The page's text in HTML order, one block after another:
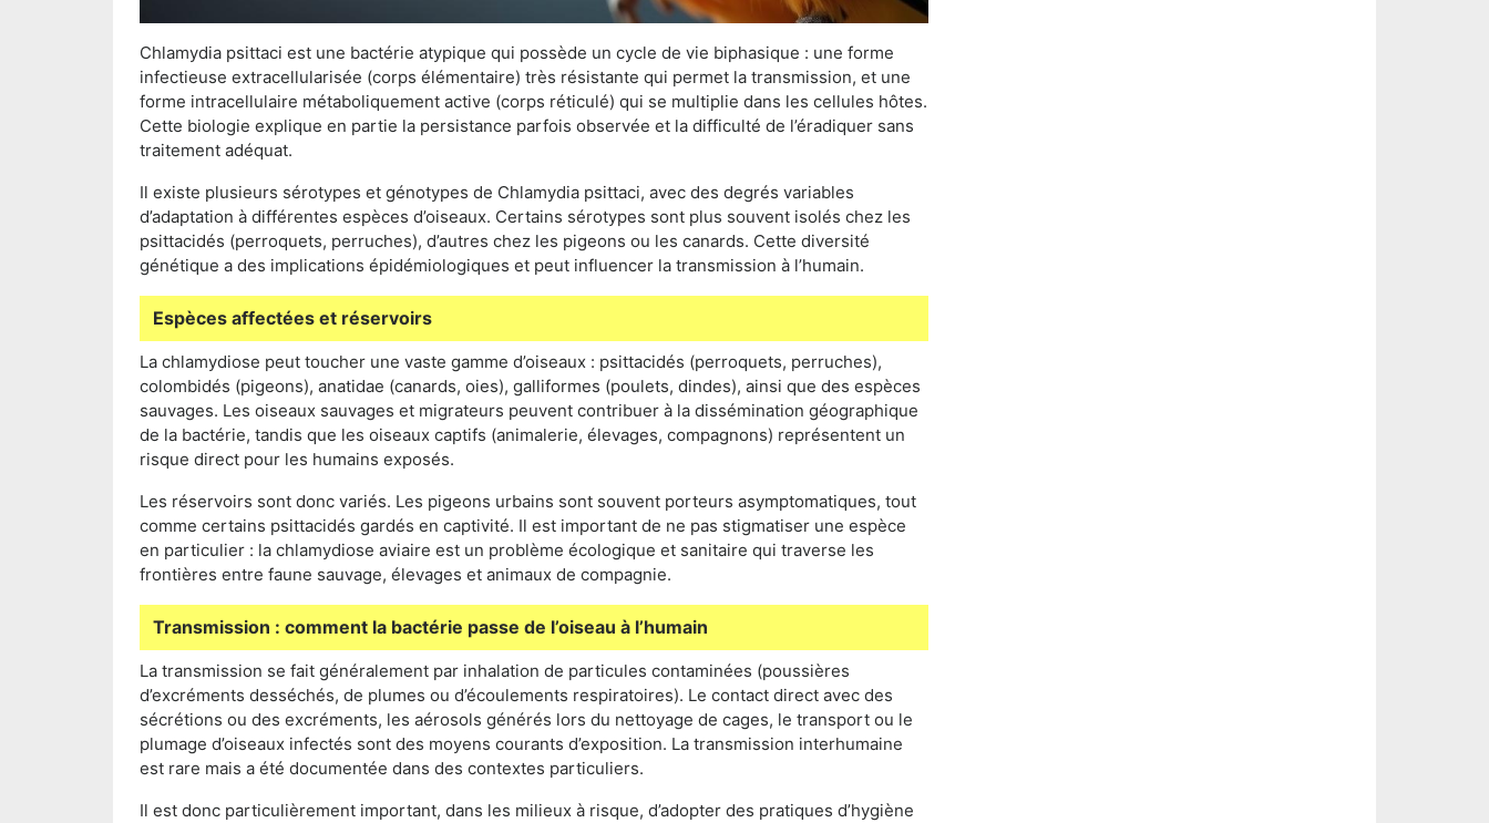
Chlamydia psittaci est une bactérie atypique qui possède un cycle de vie biphasique : une forme
infectieuse extracellularisée (corps élémentaire) très résistante qui permet la transmission, et une
forme intracellulaire métaboliquement active (corps réticulé) qui se multiplie dans les cellules hôtes.
Cette biologie explique en partie la persistance parfois observée et la difficulté de l’éradiquer sans
traitement adéquat.
Il existe plusieurs sérotypes et génotypes de Chlamydia psittaci, avec des degrés variables
d’adaptation à différentes espèces d’oiseaux. Certains sérotypes sont plus souvent isolés chez les
psittacidés (perroquets, perruches), d’autres chez les pigeons ou les canards. Cette diversité
génétique a des implications épidémiologiques et peut influencer la transmission à l’humain.
Espèces affectées et réservoirs
La chlamydiose peut toucher une vaste gamme d’oiseaux : psittacidés (perroquets, perruches),
colombidés (pigeons), anatidae (canards, oies), galliformes (poulets, dindes), ainsi que des espèces
sauvages. Les oiseaux sauvages et migrateurs peuvent contribuer à la dissémination géographique
de la bactérie, tandis que les oiseaux captifs (animalerie, élevages, compagnons) représentent un
risque direct pour les humains exposés.
Les réservoirs sont donc variés. Les pigeons urbains sont souvent porteurs asymptomatiques, tout
comme certains psittacidés gardés en captivité. Il est important de ne pas stigmatiser une espèce
en particulier : la chlamydiose aviaire est un problème écologique et sanitaire qui traverse les
frontières entre faune sauvage, élevages et animaux de compagnie.
Transmission : comment la bactérie passe de l’oiseau à l’humain
La transmission se fait généralement par inhalation de particules contaminées (poussières
d’excréments desséchés, de plumes ou d’écoulements respiratoires). Le contact direct avec des
sécrétions ou des excréments, les aérosols générés lors du nettoyage de cages, le transport ou le
plumage d’oiseaux infectés sont des moyens courants d’exposition. La transmission interhumaine
est rare mais a été documentée dans des contextes particuliers.
Il est donc particulièrement important, dans les milieux à risque, d’adopter des pratiques d’hygiène